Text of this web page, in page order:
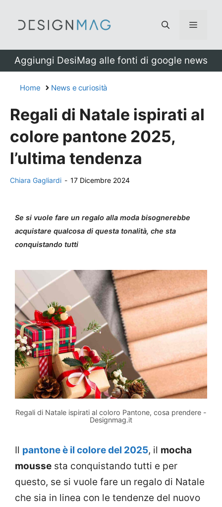
Menu
Aggiungi DesiMag alle fonti di google news
Home News e curiosità
Regali di Natale ispirati al
colore pantone 2025,
l’ultima tendenza
Chiara Gagliardi - 17 Dicembre 2024
Se si vuole fare un regalo alla moda bisognerebbe
acquistare qualcosa di questa tonalità, che sta
conquistando tutti
Regali di Natale ispirati al coloro Pantone, cosa prendere -
Designmag.it
Il pantone è il colore del 2025, il mocha
mousse sta conquistando tutti e per
questo, se si vuole fare un regalo di Natale
che sia in linea con le tendenze del nuovo